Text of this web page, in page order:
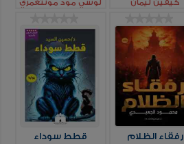
كيفين ليمان لوسي مود مونتغمري
رفقاء الظلام قطط سوداء